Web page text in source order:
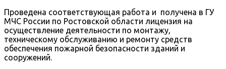
Проведена соответствующая работа и получена в ГУ
МЧС России по Ростовской области лицензия на
осуществление деятельности по монтажу,
техническому обслуживанию и ремонту средств
обеспечения пожарной безопасности зданий и
сооружений.